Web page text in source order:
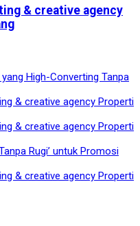
& creative agency
High-Converting Tanpa
& creative agency Properti
& creative agency Properti
Rugi’ untuk Promosi
& creative agency Properti